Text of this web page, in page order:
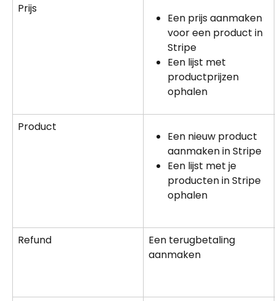
Prijs
Een prijs aanmaken
voor een product in
Stripe
Een lijst met
productprijzen
ophalen
Product
Een nieuw product
aanmaken in Stripe
Een lijst met je
producten in Stripe
ophalen
Refund
Een terugbetaling
aanmaken